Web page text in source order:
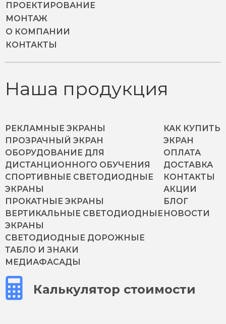
ПРОЕКТИРОВАНИЕ
МОНТАЖ
О КОМПАНИИ
КОНТАКТЫ
Наша продукция
РЕКЛАМНЫЕ ЭКРАНЫ
ПРОЗРАЧНЫЙ ЭКРАН
ОБОРУДОВАНИЕ ДЛЯ
ДИСТАНЦИОННОГО ОБУЧЕНИЯ
СПОРТИВНЫЕ СВЕТОДИОДНЫЕ
ЭКРАНЫ
ПРОКАТНЫЕ ЭКРАНЫ
ВЕРТИКАЛЬНЫЕ СВЕТОДИОДНЫЕ
ЭКРАНЫ
СВЕТОДИОДНЫЕ ДОРОЖНЫЕ
ТАБЛО И ЗНАКИ
МЕДИАФАСАДЫ
КАК КУПИТЬ
ЭКРАН
ОПЛАТА
ДОСТАВКА
КОНТАКТЫ
АКЦИИ
БЛОГ
НОВОСТИ
Калькулятор стоимости